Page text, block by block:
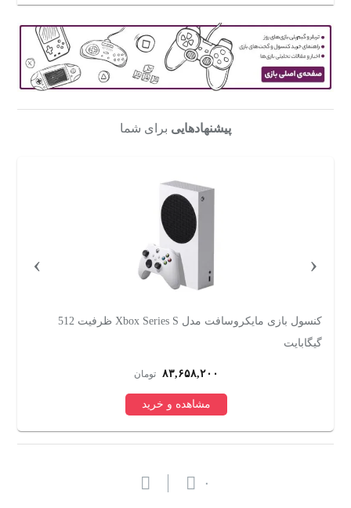
پیشنهادهایی برای شما
کنسول بازی مایکروسافت مدل Xbox Series S ظرفیت 512
گیگابایت
۸۳,۶۵۸,۲۰۰ تومان
مشاهده و خرید
‹
›
۰